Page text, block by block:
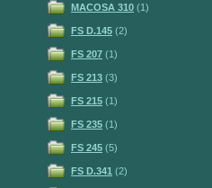
MACOSA 310 (1)
FS D.145 (2)
FS 207 (1)
FS 213 (3)
FS 215 (1)
FS 235 (1)
FS 245 (5)
FS D.341 (2)